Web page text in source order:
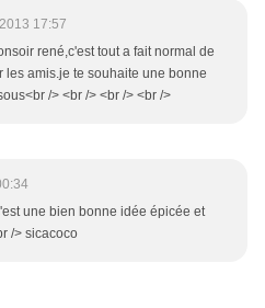
17:57
rené,c'est tout a fait normal de
les amis.je te souhaite une bonne
/> <br /> <br /> <br />
une bien bonne idée épicée et
/> sicacoco